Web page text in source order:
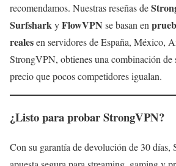
recomendamos. Nuestras reseñas de
SurfsharkyFlowVPN se basan en
realesen servidores de España, México,
StrongVPN, obtienes una combinación de
precio que pocos competidores igualan.
¿Listo para probar StrongVPN?
Con su garantía de devolución de 30 días,